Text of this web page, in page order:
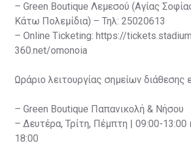
– Green Boutique Λεμεσού (Αγίας
Κάτω Πολεμίδια) – Τηλ: 25020613
– Online Ticketing: https://
360.net/omonoia
Ωράριο λειτουργίας σημείων διάθεσης
– Green Boutique Παπανικολή & Νήσου
– Δευτέρα, Τρίτη, Πέμπτη | 09:00-13:00
18:00